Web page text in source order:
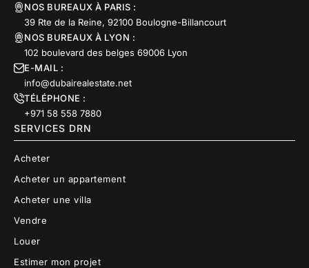
NOS BUREAUX À PARIS :
39 Rte de la Reine, 92100 Boulogne-Billancourt
NOS BUREAUX À LYON :
102 boulevard des belges 69006 Lyon
E-MAIL :
info@dubairealestate.net
TÉLÉPHONE :
+971 58 558 7880
SERVICES DRN
Acheter
Acheter un appartement
Acheter une villa
Vendre
Louer
Estimer mon projet